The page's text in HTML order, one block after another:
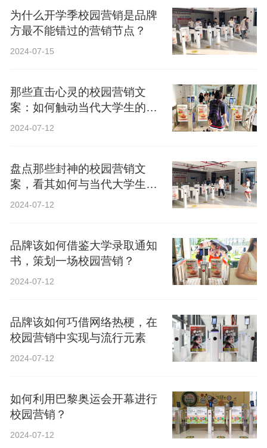
为什么开学季校园营销是品牌
方最不能错过的营销节点？
2024-07-15
那些直击心灵的校园营销文
案：如何触动当代大学生的心
弦？
2024-07-12
盘点那些封神的校园营销文
案，看其如何与当代大学生精
神共鸣？
2024-07-12
品牌该如何借鉴大学录取通知
书，策划一场校园营销？
2024-07-12
品牌该如何巧借网络热梗，在
校园营销中实现与流行元素
2024-07-12
如何利用巴黎奥运会开幕进行
校园营销？
2024-07-12